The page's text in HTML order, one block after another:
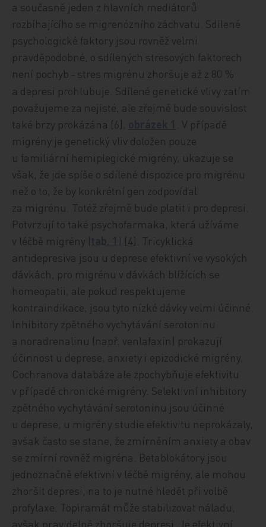
a současně jeden z hlavních mediátorů
rozbíhajícího se migrenózního záchvatu. Sdílené
psychologické faktory jsou rovněž velmi
pravděpodobné, o sdílených stresových faktorech
není pochyb - stres migrénu zhoršuje až z 80 %
a depresi prohlubuje. Sdílené genetické vlivy zatím
považujeme za nejisté, ale zřejmě bude souvislost
také brzy prokázána [6],
. V případě
migrény je genetický vliv doložen pouze
u familiární hemiplegické migrény, ukazuje se
však, že jde spíše o sdílené dispozice pro migrénu
než o to, že by konkrétní gen zodpovídal
za migrénu. Totéž zřejmě bude platit i pro depresi.
Potvrzují to také psychofarmaka, která užíváme
v léčbě migrény (
[4]. Tricyklická
antidepresiva jsou u deprese efektivní ve vysokých
dávkách, pro migrénu v dávkách blížících se
homeopatii, ale pokud respektujeme
kontraindikace, jsou tyto nízké dávky velmi účinné.
Inhibitory zpětného vychytávání serotoninu
a noradrenalinu (např. venlafaxin) prokazují
účinnost u deprese, anxiety i epizodické migrény,
Cochranova databáze ale zpochybňuje efektivitu
v případě chronické migrény. Selektivní inhibitory
zpětného vychytávání serotoninu jsou účinné
u deprese, u migrény studie efektivitu neprokázaly,
avšak často se stane, že zmírněním anxiety a obav
se zmírní rovněž migréna. Betablokátory jsou
jednoznačně efektivní v léčbě migrény, ale mohou
zhoršit depresi, na to je nutné hledět při volbě
profylaxe. Topiramát může stabilizovat náladu,
avšak pravidelně zhoršuje depresi. Je efektivní